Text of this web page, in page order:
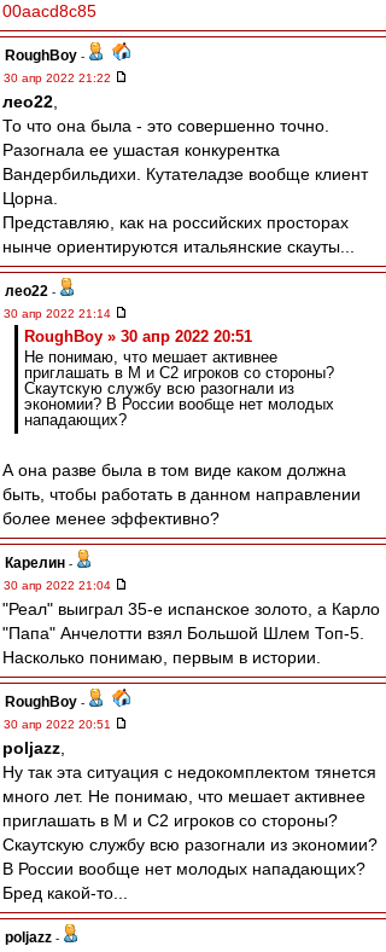
00aacd8c85
RoughBoy -
30 апр 2022 21:22
лео22
То что она была - это совершенно точно.
Разогнала ее ушастая конкурентка
Вандербильдихи. Кутателадзе вообще клиент
Цорна.
Представляю, как на российских просторах
нынче ориентируются итальянские скауты...
лео22 -
30 апр 2022 21:14
RoughBoy » 30 апр 2022 20:51
Не понимаю, что мешает активнее
приглашать в М и С2 игроков со стороны?
Скаутскую службу всю разогнали из
экономии? В России вообще нет молодых
нападающих?
А она разве была в том виде каком должна
быть, чтобы работать в данном направлении
более менее эффективно?
Карелин -
30 апр 2022 21:04
"Реал" выиграл 35-е испанское золото, а Карло
"Папа" Анчелотти взял Большой Шлем Топ-5.
Насколько понимаю, первым в истории.
RoughBoy -
30 апр 2022 20:51
poljazz
Ну так эта ситуация с недокомплектом тянется
много лет. Не понимаю, что мешает активнее
приглашать в М и С2 игроков со стороны?
Скаутскую службу всю разогнали из экономии?
В России вообще нет молодых нападающих?
Бред какой-то...
poljazz -